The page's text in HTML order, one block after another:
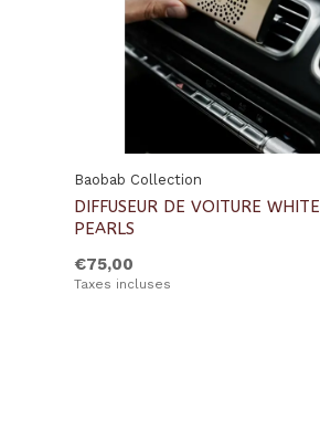
Baobab Collection
DIFFUSEUR DE VOITURE WHITE
PEARLS
€75,00
Taxes incluses